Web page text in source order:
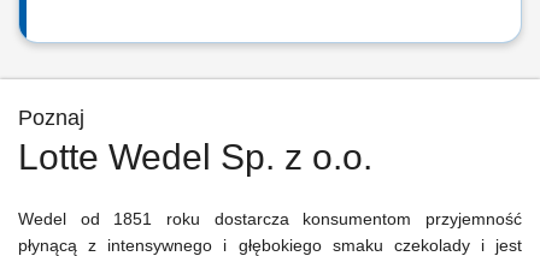
Poznaj
Lotte Wedel Sp. z o.o.
Wedel od 1851 roku dostarcza konsumentom przyjemność
płynącą z intensywnego i głębokiego smaku czekolady i jest